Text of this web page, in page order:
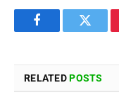
Facebook
RELATEDPOSTS